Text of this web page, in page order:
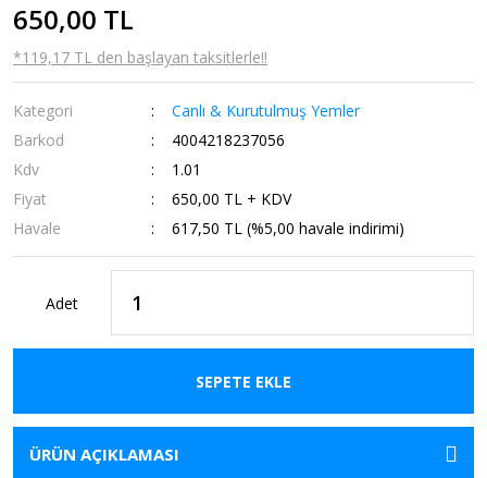
650,00 TL
*119,17 TL den başlayan taksitlerle!!
Kategori
Canlı & Kurutulmuş Yemler
Barkod
4004218237056
Kdv
1.01
Fiyat
650,00 TL + KDV
Havale
617,50 TL (%5,00 havale indirimi)
Adet
SEPETE EKLE
ÜRÜN AÇIKLAMASI